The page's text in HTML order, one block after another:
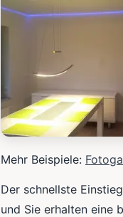
Mehr Beispiele:
Der schnellste
und Sie erhalten eine